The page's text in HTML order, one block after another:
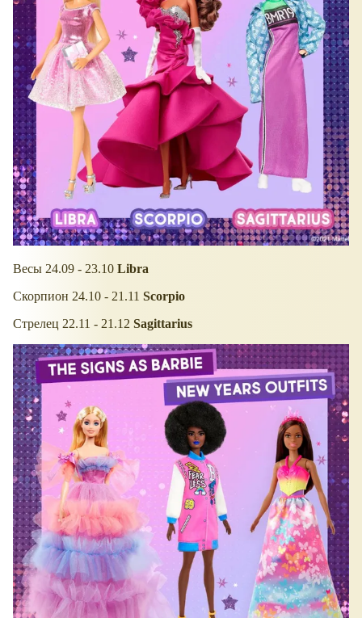
Весы 24.09 - 23.10 Libra
Скорпион 24.10 - 21.11 Scorpio
Стрелец 22.11 - 21.12 Sagittarius